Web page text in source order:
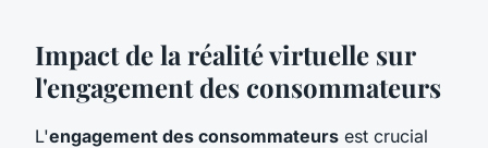
Impact de la réalité virtuelle sur
l'engagement des consommateurs
L'engagement des consommateurs est crucial